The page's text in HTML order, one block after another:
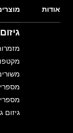
אודות
מספרי
גיזום